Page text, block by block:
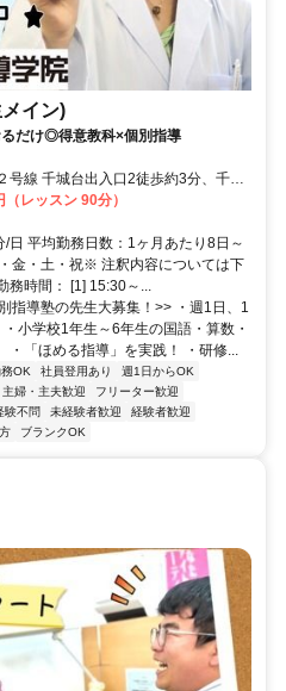
イン)
だけ◎得意教科×個別指導
号線 千城台出入口2徒歩約3分、千葉
入口2徒歩約13分、千葉都市モノレ
27分 千城台駅より徒歩3分
レッスン 90分）
日 平均勤務日数：1ヶ月あたり8日～
金・土・祝※ 注釈内容については下
務時間： [1] 15:30～...
指導塾の先生大募集！>> ・週1日、1
小学校1年生～6年生の国語・算数・
・「ほめる指導」を実践！ ・研修...
OK 社員登用あり
週1日からOK
主婦・主夫歓迎
フリーター歓迎
験不問 未経験者歓迎
経験者歓迎
ブランクOK